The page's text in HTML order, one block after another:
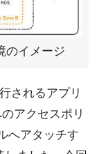
のイメージ
されるアプリ
アクセスポリ
へアタッチす